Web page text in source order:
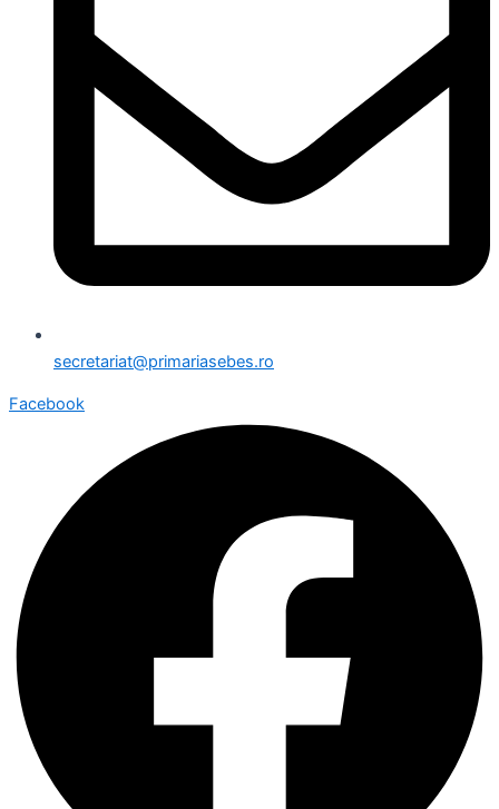
secretariat@primariasebes.ro
Facebook